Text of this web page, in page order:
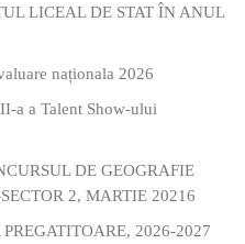
LICEAL DE STAT ÎN ANUL
naționala 2026
a a Talent Show-ului
DE GEOGRAFIE
2, MARTIE 20216
2026-2027